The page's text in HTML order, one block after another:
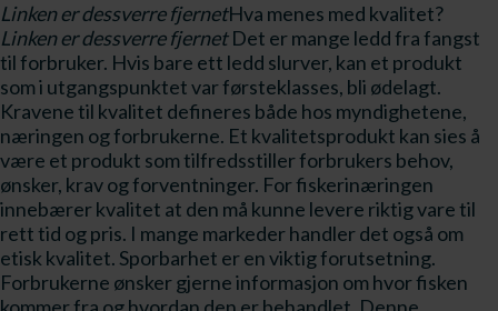
Linken er dessverre fjernetHva menes med kvalitet?
Linken er dessverre fjernetDet er mange ledd fra fangst
til forbruker. Hvis bare ett ledd slurver, kan et produkt
som i utgangspunktet var førsteklasses, bli ødelagt.
Kravene til kvalitet defineres både hos myndighetene,
næringen og forbrukerne. Et kvalitetsprodukt kan sies å
være et produkt som tilfredsstiller forbrukers behov,
ønsker, krav og forventninger. For fiskerinæringen
innebærer kvalitet at den må kunne levere riktig vare til
rett tid og pris. I mange markeder handler det også om
etisk kvalitet. Sporbarhet er en viktig forutsetning.
Forbrukerne ønsker gjerne informasjon om hvor fisken